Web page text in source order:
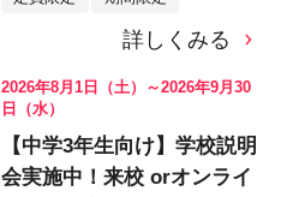
詳しくみる
2026年8月1日（土）～2026年9月30
日（水）
【中学3年生向け】学校説明
会実施中！来校 orオンライ